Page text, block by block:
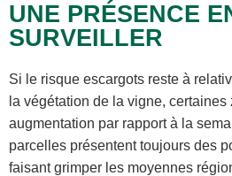
UNE PRÉSENCE
SURVEILLER
Si le risque escargots reste à
la végétation de la vigne,
augmentation par rapport à la
parcelles présentent toujours des
faisant grimper les moyennes